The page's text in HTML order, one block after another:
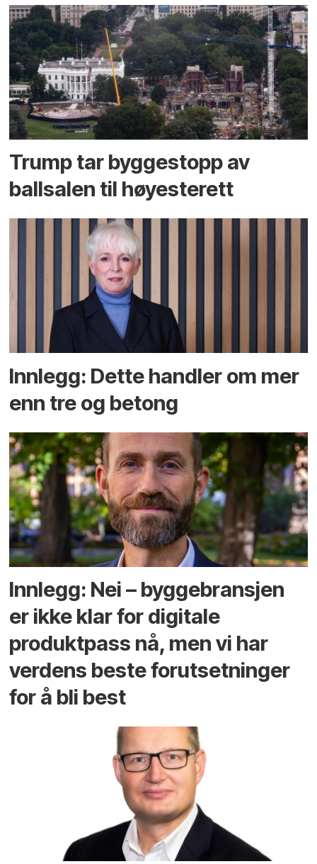
Trump tar byggestopp av
ballsalen til høyesterett
Innlegg: Dette handler om mer
enn tre og betong
Innlegg: Nei – byggebransjen
er ikke klar for digitale
produktpass nå, men vi har
verdens beste forutsetninger
for å bli best